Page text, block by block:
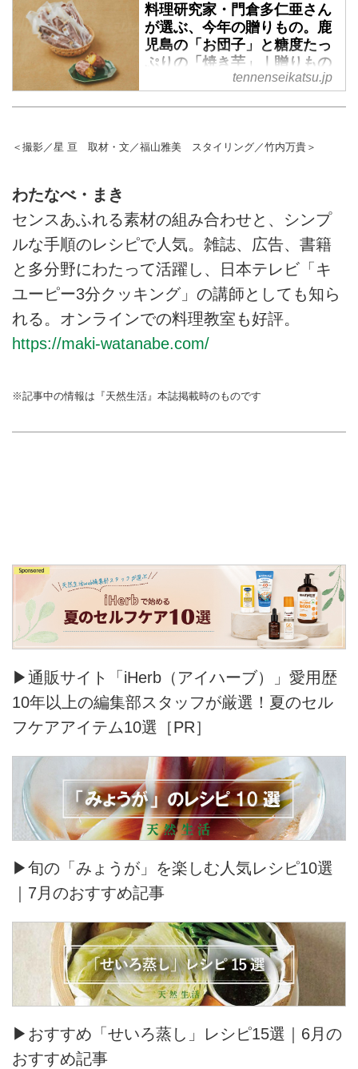
スタイリスト・平井かずみさん
に、通販もできるおすすめを教わ
りました。「ありがとう」と「お
元気ですか」の気持ちを込めて。
（『天然生活』2024年1月号掲
受け取る方の笑顔を思い浮かべな
がらお取り寄せしたり、手土産を
買いに出かけたり。お世話になっ
たあの方や、ごぶさたしているあ
の方へ。贈りもの上手のエッセイ
「ありがとう」と「お元気です
料理研究家・門倉多仁亜さん
が選ぶ、今年の贈りもの。鹿
児島の「お団子」と糖度たっ
ぷりの「焼き芋」｜贈りもの
上手に聞く、通販できる贈り
がらお取り寄せしたり、手土産を
家・門倉多仁亜さんに、通販もで
きるおすすめを教わりました。
「ありがとう」と「お元気です
か」の気持ちを込めて。（『天然
生活』2024年1月号掲載）
tennenseikatsu.jp
＜撮影／星 亘 取材・文／福山雅美 スタイリング／竹内万貴＞
わたなべ・まき
センスあふれる素材の組み合わせと、シンプ
ルな手順のレシピで人気。雑誌、広告、書籍
と多分野にわたって活躍し、日本テレビ「キ
ユーピー3分クッキング」の講師としても知ら
れる。オンラインでの料理教室も好評。
https://maki-watanabe.com/
※記事中の情報は『天然生活』本誌掲載時のものです
▶通販サイト「iHerb（アイハーブ）」愛用歴
10年以上の編集部スタッフが厳選！夏のセル
フケアアイテム10選［PR］
▶旬の「みょうが」を楽しむ人気レシピ10選
｜7月のおすすめ記事
▶おすすめ「せいろ蒸し」レシピ15選｜6月の
おすすめ記事